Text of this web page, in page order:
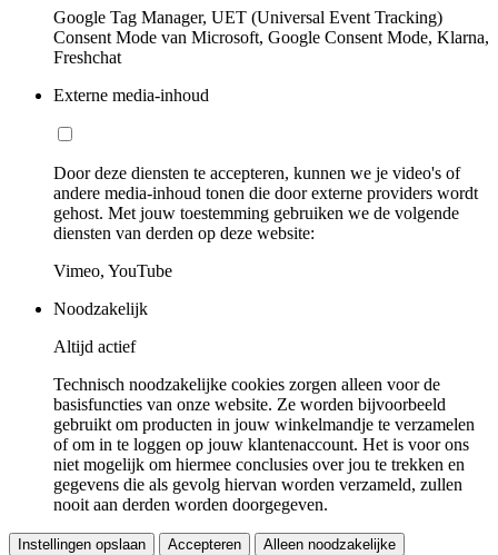
Google Tag Manager, UET (Universal Event Tracking)
Consent Mode van Microsoft, Google Consent Mode, Klarna,
Freshchat
Externe media-inhoud
Door deze diensten te accepteren, kunnen we je video's of
andere media-inhoud tonen die door externe providers wordt
gehost. Met jouw toestemming gebruiken we de volgende
diensten van derden op deze website:
Vimeo, YouTube
Noodzakelijk
Altijd actief
Technisch noodzakelijke cookies zorgen alleen voor de
basisfuncties van onze website. Ze worden bijvoorbeeld
gebruikt om producten in jouw winkelmandje te verzamelen
of om in te loggen op jouw klantenaccount. Het is voor ons
niet mogelijk om hiermee conclusies over jou te trekken en
gegevens die als gevolg hiervan worden verzameld, zullen
nooit aan derden worden doorgegeven.
Instellingen opslaan Accepteren Alleen noodzakelijke